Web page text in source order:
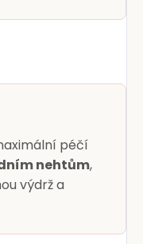
péčí
nehtům,
výdrž a